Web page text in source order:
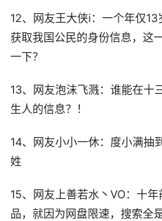
12、网友王大侠i：一个年仅
获取我国公民的身份信息，这
一下？
13、网友泡沫飞溅：谁能在十
生人的信息？！
14、网友小小一休：度小满抽
姓
15、网友上善若水丶VO：十
品，就因为网盘限速，搜索全